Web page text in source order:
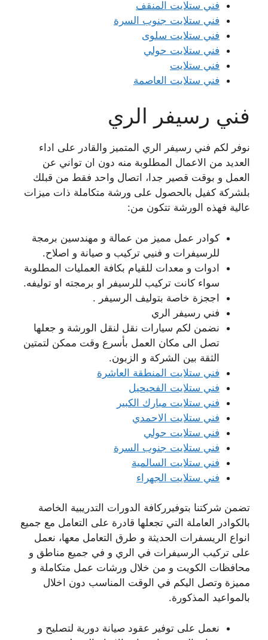
فني ستلايت المنقف
فني ستلايت جنوب السرة
فني ستلايت سلوى
فني ستلايت حولي
فني ستلايت
فني ستلايت العاصمة
فني رسيفر الري
نوفر لكم فني رسيفر الري المتميز والقادر على اداء
العديد من الاعمال المطلوبة منه دون ان تواني عن
العمل و بوقت قصير جدا، اتصال واحد فقط من قبلك
بلشركة كفيل بالحصول على ورشة متكاملة ذات ميزات
عالية فهذه الورشة تتكون من:
كوادر عمل مميز من عمالة و مهندسين برمجة
للرسيفرات و فنيي تركيب و صيانة و اصلاح.
ادوات و معدات للقيام بكافة العمليات المطلوبة
سواء كانت تركيب للرسيفر او برمجته او توليفه.
اججزة خاصة بتوليف الرسيفر .
فني رسيفر الري
نضمن لكم سيارات نقل لنقل الورشة و جعلها
تصل الى مكان العمل بأسرع وقت ممكن لتمتين
الثقة بين الشركة و الزبون.
فني ستلايت المنطقة العاشرة
فني ستلايت الفحيحيل
فني ستلايت مبارك الكبير
فني ستلايت الاحمدي
فني ستلايت حولي
فني ستلايت جنوب السرة
فني ستلايت السالمية
فني ستلايت الجهراء
تضمن شركتنا بتوفيرركافة الدورات التدريبية الخاصة
بالكوادر العاملة التي تجعلها قادرة على التعامل مع جميع
انواع الريسفرات الحديثة و طرق التعامل معها، نعمل
على تركيب الرسيفرات في الري و في جميع مناطق و
محافظات الكويت و من خلال ورشات عمل متكاملة و
مميزة وتصل اليكم في الوقت المناسب دون اخلال
بالمواعيد المذكورة.
نعمل على توفير عقود صيانة دورية لتصليح و